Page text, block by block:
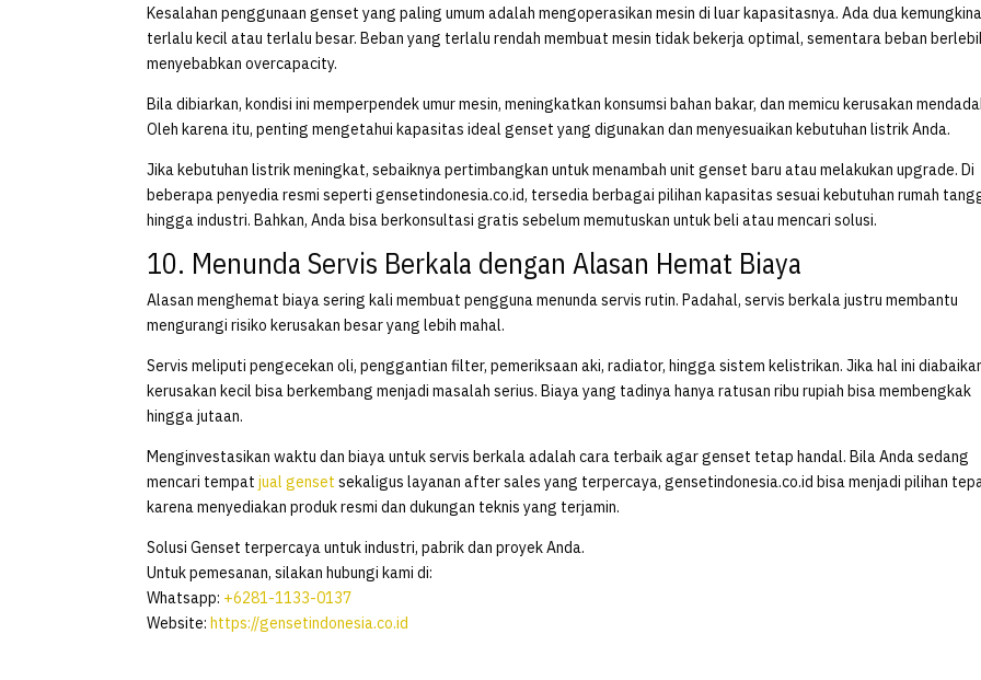
Kesalahan penggunaan genset yang paling umum adalah mengoperasikan mesin di luar kapasitasnya. Ada dua
terlalu kecil atau terlalu besar. Beban yang terlalu rendah membuat mesin tidak bekerja optimal, sementara beban
menyebabkan overcapacity.
Bila dibiarkan, kondisi ini memperpendek umur mesin, meningkatkan konsumsi bahan bakar, dan memicu kerusakan
Oleh karena itu, penting mengetahui kapasitas ideal genset yang digunakan dan menyesuaikan kebutuhan listrik Anda.
Jika kebutuhan listrik meningkat, sebaiknya pertimbangkan untuk menambah unit genset baru atau melakukan upgrade. Di
beberapa penyedia resmi seperti gensetindonesia.co.id, tersedia berbagai pilihan kapasitas sesuai kebutuhan rumah
hingga industri. Bahkan, Anda bisa berkonsultasi gratis sebelum memutuskan untuk beli atau mencari solusi.
10. Menunda Servis Berkala dengan Alasan Hemat Biaya
Alasan menghemat biaya sering kali membuat pengguna menunda servis rutin. Padahal, servis berkala justru membantu
mengurangi risiko kerusakan besar yang lebih mahal.
Servis meliputi pengecekan oli, penggantian filter, pemeriksaan aki, radiator, hingga sistem kelistrikan. Jika hal ini
kerusakan kecil bisa berkembang menjadi masalah serius. Biaya yang tadinya hanya ratusan ribu rupiah bisa membengkak
hingga jutaan.
Menginvestasikan waktu dan biaya untuk servis berkala adalah cara terbaik agar genset tetap handal. Bila Anda sedang
mencari tempatjual genset sekaligus layanan after sales yang terpercaya, gensetindonesia.co.id bisa menjadi pilihan
karena menyediakan produk resmi dan dukungan teknis yang terjamin.
Solusi Genset terpercaya untuk industri, pabrik dan proyek Anda.
Untuk pemesanan, silakan hubungi kami di:
Whatsapp: +6281-1133-0137
Website:https://gensetindonesia.co.id